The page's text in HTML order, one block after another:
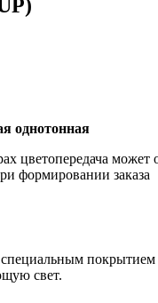
однотонная
цветопередача может
формировании заказа
свет.